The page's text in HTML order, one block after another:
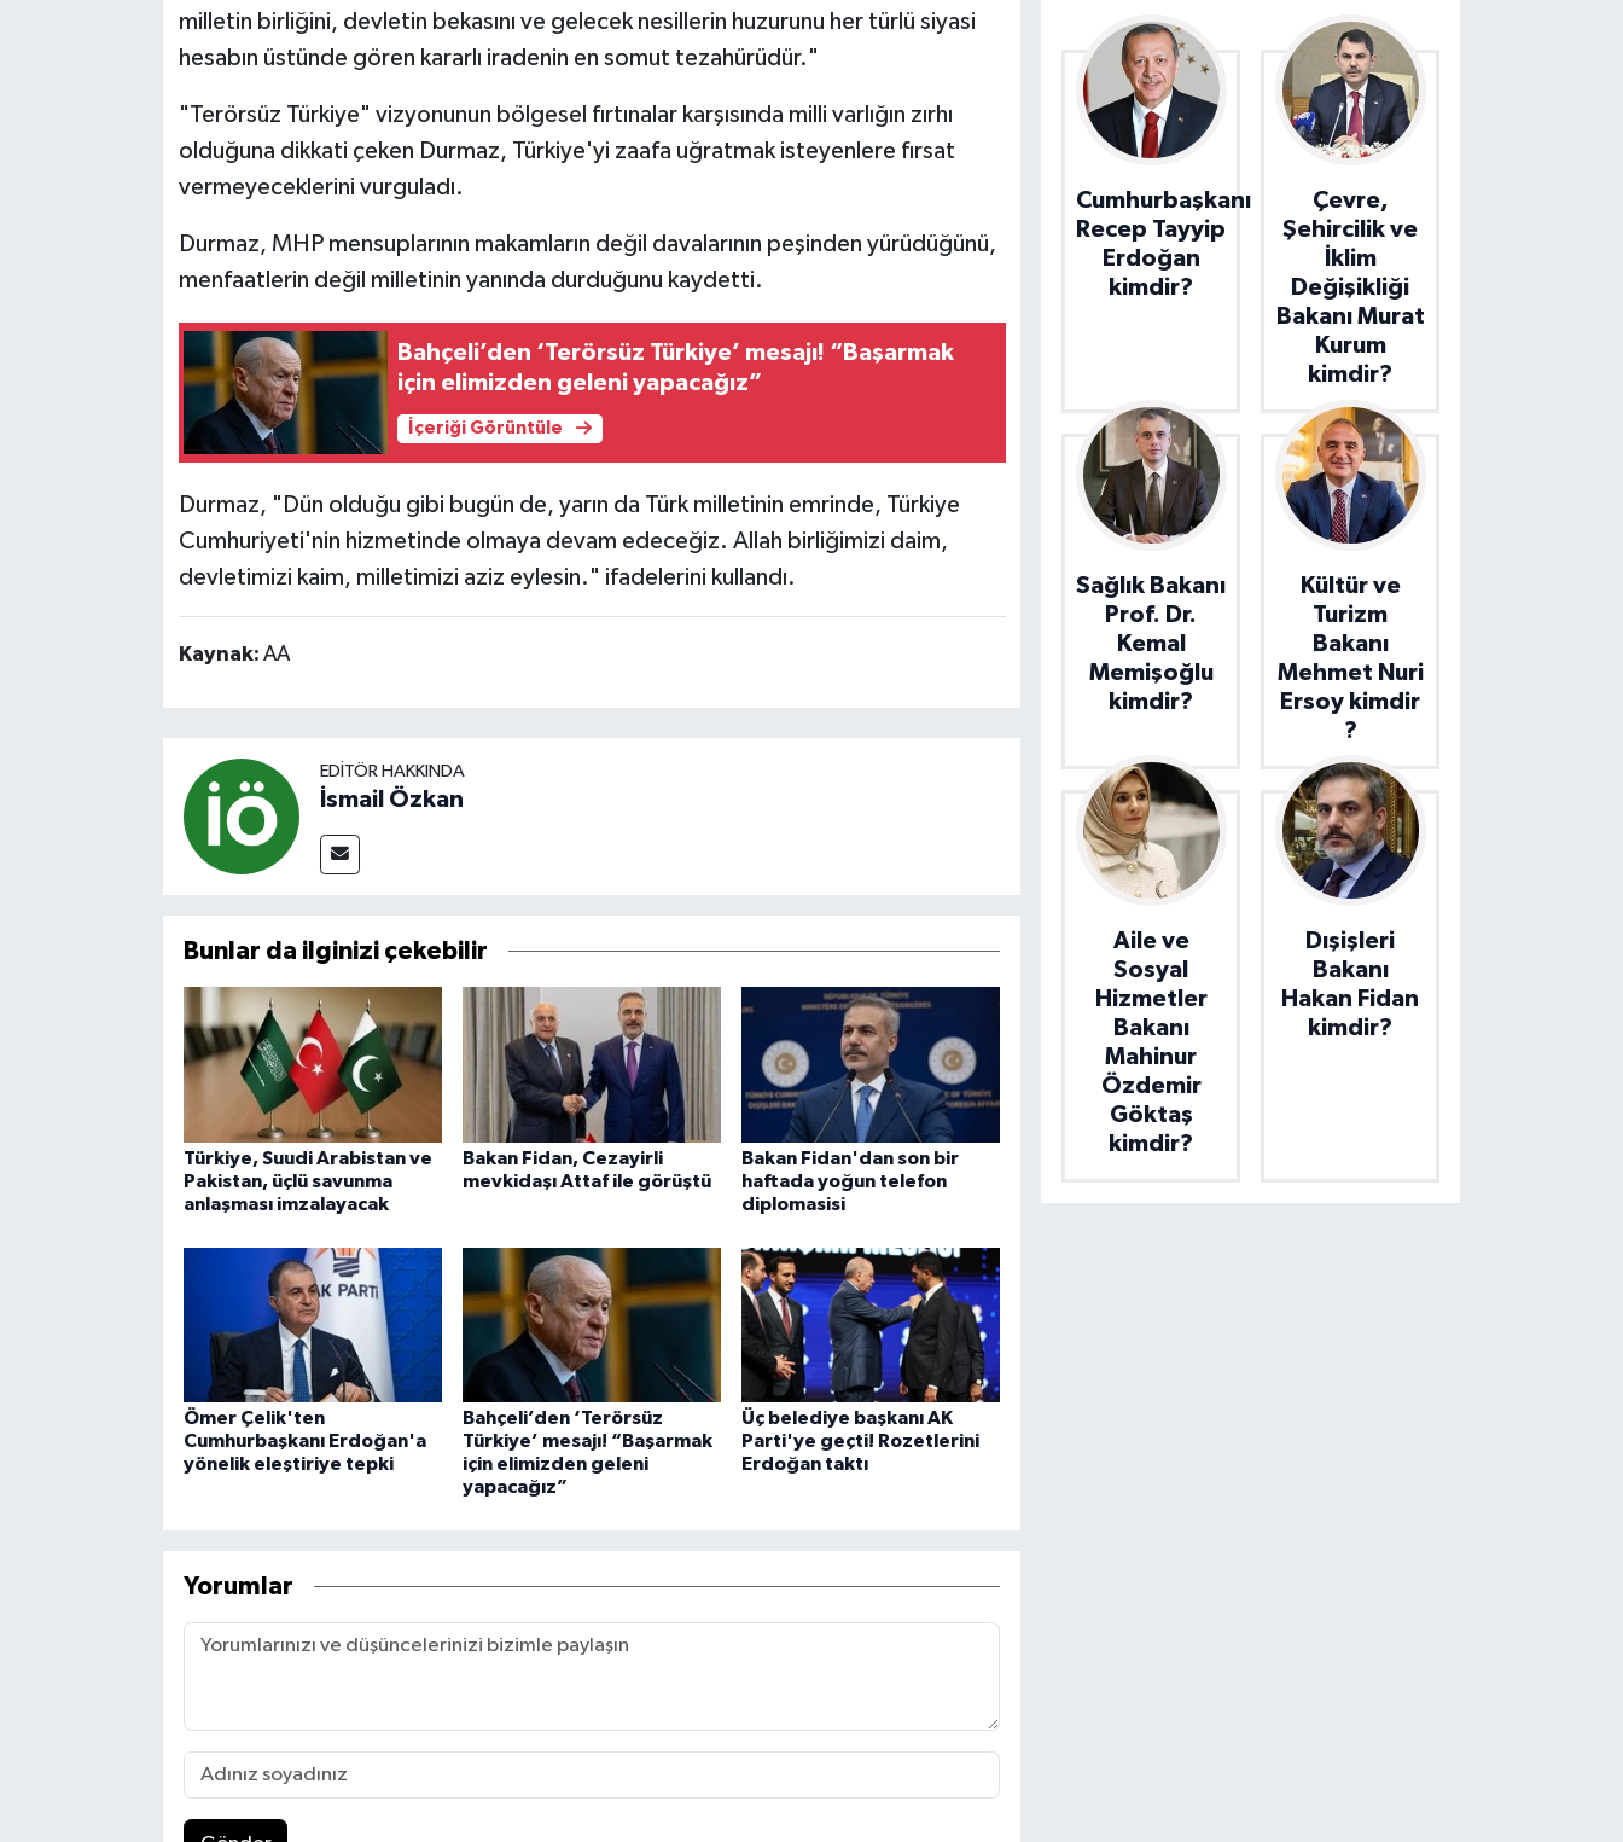
milletin birliğini, devletin bekasını ve gelecek nesillerin huzurunu her türlü siyasi
hesabın üstünde gören kararlı iradenin en somut tezahürüdür."
"Terörsüz Türkiye" vizyonunun bölgesel fırtınalar karşısında milli varlığın zırhı
olduğuna dikkati çeken Durmaz, Türkiye'yi zaafa uğratmak isteyenlere fırsat
vermeyeceklerini vurguladı.
Durmaz, MHP mensuplarının makamların değil davalarının peşinden yürüdüğünü,
menfaatlerin değil milletinin yanında durduğunu kaydetti.
Bahçeli’den ‘Terörsüz Türkiye’ mesajı! “Başarmak
için elimizden geleni yapacağız”
İçeriği Görüntüle
Durmaz, "Dün olduğu gibi bugün de, yarın da Türk milletinin emrinde, Türkiye
Cumhuriyeti'nin hizmetinde olmaya devam edeceğiz. Allah birliğimizi daim,
devletimizi kaim, milletimizi aziz eylesin." ifadelerini kullandı.
Kaynak: AA
EDITÖR HAKKINDA
İsmail Özkan
Bunlar da ilginizi çekebilir
Türkiye, Suudi Arabistan ve
Pakistan, üçlü savunma
anlaşması imzalayacak
Bakan Fidan, Cezayirli
mevkidaşı Attaf ile görüştü
Bakan Fidan'dan son bir
haftada yoğun telefon
diplomasisi
Ömer Çelik'ten
Cumhurbaşkanı Erdoğan'a
yönelik eleştiriye tepki
Bahçeli’den ‘Terörsüz
Türkiye’ mesajı! “Başarmak
için elimizden geleni
yapacağız”
Üç belediye başkanı AK
Parti'ye geçti! Rozetlerini
Erdoğan taktı
Yorumlar
Cumhurbaşkanı
Recep Tayyip
Erdoğan
kimdir?
Çevre,
Şehircilik ve
İklim
Değişikliği
Bakanı Murat
Kurum
kimdir?
Sağlık Bakanı
Prof. Dr.
Kemal
Memişoğlu
kimdir?
Kültür ve
Turizm
Bakanı
Mehmet Nuri
Ersoy kimdir
?
Aile ve
Sosyal
Hizmetler
Bakanı
Mahinur
Özdemir
Göktaş
kimdir?
Dışişleri
Bakanı
Hakan Fidan
kimdir?